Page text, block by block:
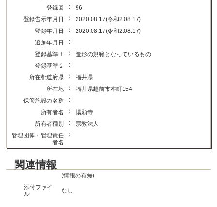
登録回
：
96
登録告示年月日
：
2020.08.17(令和2.08.17)
登録年月日
：
2020.08.17(令和2.08.17)
追加年月日
：
登録基準１ ：
造形の規範となっているもの
登録基準２
：
所在都道府県 ：
福井県
所在地
：
福井県越前市本町154
保管施設の名称
：
所有者名 ：
陽願寺
所有者種別
：
宗教法人
管理団体・管理責任
者名
：
関連情報
(情報の有無)
添付ファイ
ル
なし